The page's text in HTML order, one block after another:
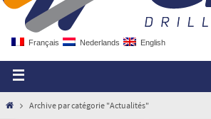
Français Nederlands English
Archive par catégorie "Actualités"